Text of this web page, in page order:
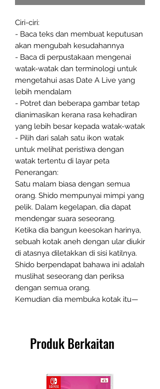
Ciri-ciri:
- Baca teks dan membuat keputusan
akan mengubah kesudahannya
- Baca di perpustakaan mengenai
watak-watak dan terminologi untuk
mengetahui asas Date A Live yang
lebih mendalam
- Potret dan beberapa gambar tetap
dianimasikan kerana rasa kehadiran
yang lebih besar kepada watak-watak
- Pilih dari salah satu ikon watak
untuk melihat peristiwa dengan
watak tertentu di layar peta
Penerangan:
Satu malam biasa dengan semua
orang. Shido mempunyai mimpi yang
pelik. Dalam kegelapan, dia dapat
mendengar suara seseorang.
Ketika dia bangun keesokan harinya,
sebuah kotak aneh dengan ular diukir
di atasnya diletakkan di sisi katilnya.
Shido berpendapat bahawa ini adalah
muslihat seseorang dan periksa
dengan semua orang.
Kemudian dia membuka kotak itu—
Produk Berkaitan